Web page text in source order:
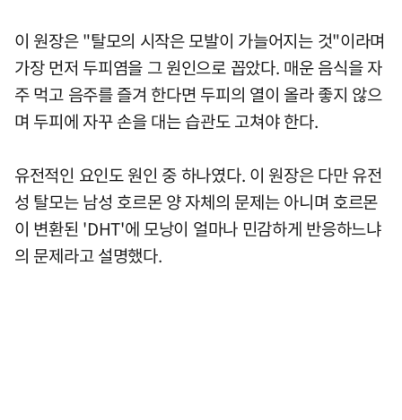
이 원장은 "탈모의 시작은 모발이 가늘어지는 것"이라며
가장 먼저 두피염을 그 원인으로 꼽았다. 매운 음식을 자
주 먹고 음주를 즐겨 한다면 두피의 열이 올라 좋지 않으
며 두피에 자꾸 손을 대는 습관도 고쳐야 한다.
유전적인 요인도 원인 중 하나였다. 이 원장은 다만 유전
성 탈모는 남성 호르몬 양 자체의 문제는 아니며 호르몬
이 변환된 'DHT'에 모낭이 얼마나 민감하게 반응하느냐
의 문제라고 설명했다.